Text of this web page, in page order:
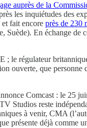
auprès de la
les inquiétudes des
fait encore près de 230
En échange
; le régulateur
que
Comcast : le 25
Studios reste
à venir, CMA
présente déjà